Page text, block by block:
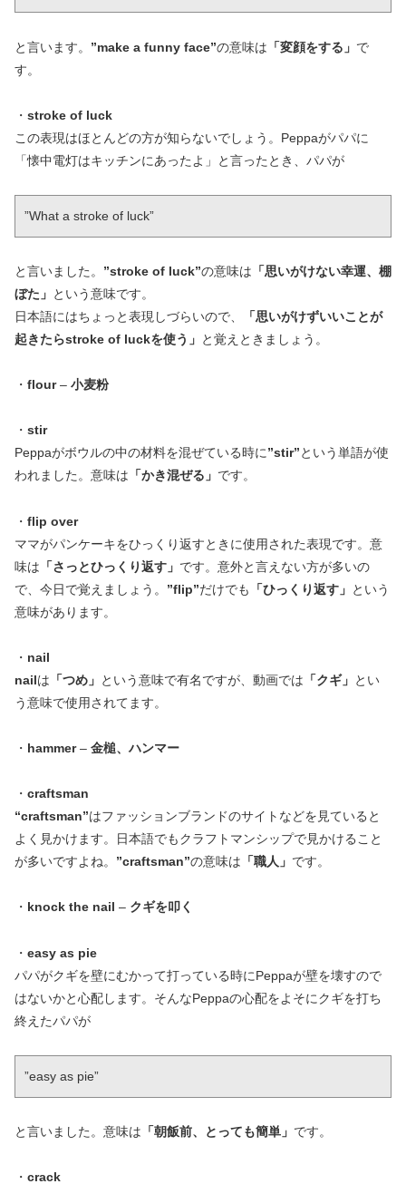
と言います。 ”make a funny face”の意味は 「変顔をする」 で
す。
・ stroke of luck
この表現はほとんどの方が知らないでしょう。Peppaがパパに
「懐中電灯はキッチンにあったよ」と言ったとき、パパが
”What a stroke of luck”
と言いました。 ”stroke of luck”の意味は 「思いがけない幸運、棚
ぼた」 という意味です。
日本語にはちょっと表現しづらいので、
「思いがけずいいことが
起きたらstroke of luckを使う」 と覚えときましょう。
・ flour– 小麦粉
・ stir
Peppaがボウルの中の材料を混ぜている時に”stir”という単語が使
われました。意味は 「かき混ぜる」 です。
・ flip over
ママがパンケーキをひっくり返すときに使用された表現です。意
味は 「さっとひっくり返す」 です。意外と言えない方が多いの
で、今日で覚えましょう。 ”flip”だけでも 「ひっくり返す」 という
意味があります。
・ nail
nailは 「つめ」 という意味で有名ですが、動画では 「クギ」 とい
う意味で使用されてます。
・ hammer– 金槌、ハンマー
・ craftsman
“craftsman”はファッションブランドのサイトなどを見ていると
よく見かけます。日本語でもクラフトマンシップで見かけること
が多いですよね。 ”craftsman”の意味は 「職人」 です。
・ knock the nail – クギを叩く
・ easy as pie
パパがクギを壁にむかって打っている時にPeppaが壁を壊すので
はないかと心配します。そんなPeppaの心配をよそにクギを打ち
終えたパパが
”easy as pie”
と言いました。意味は 「朝飯前、とっても簡単」 です。
・ crack